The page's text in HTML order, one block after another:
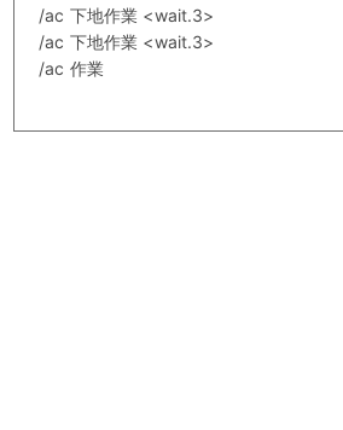
/ac 下地作業 <wait.3>
/ac 下地作業 <wait.3>
/ac 作業